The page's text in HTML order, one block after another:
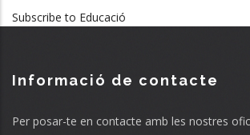
Subscribe to Educació
Informació de contacte
Per posar-te en contacte amb les nostres